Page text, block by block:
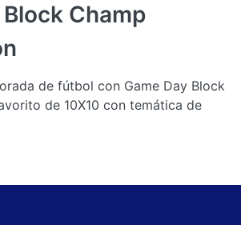
Champ
de fútbol con Game Day Block
de 10X10 con temática de